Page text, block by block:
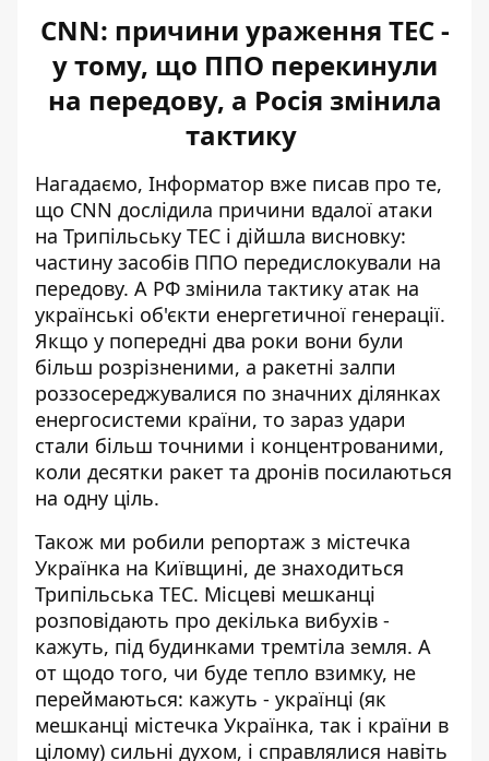
CNN: причини ураження ТЕС -
у тому, що ППО перекинули
на передову, а Росія змінила
тактику
Нагадаємо, Інформатор вже писав про те,
що CNN дослідила причини вдалої атаки
на Трипільську ТЕС і дійшла висновку:
частину засобів ППО передислокували на
передову. А РФ змінила тактику атак на
українські об'єкти енергетичної генерації.
Якщо у попередні два роки вони були
більш розрізненими, а ракетні залпи
роззосереджувалися по значних ділянках
енергосистеми країни, то зараз удари
стали більш точними і концентрованими,
коли десятки ракет та дронів посилаються
на одну ціль.
Також ми робили репортаж з містечка
Українка на Київщині, де знаходиться
Трипільська ТЕС. Місцеві мешканці
розповідають про декілька вибухів -
кажуть, під будинками тремтіла земля. А
от щодо того, чи буде тепло взимку, не
переймаються: кажуть - українці (як
мешканці містечка Українка, так і країни в
цілому) сильні духом, і справлялися навіть